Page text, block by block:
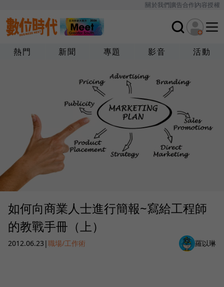
關於我們廣告合作內容授權
熱門 新聞 專題 影音 活動
如何向商業人士進行簡報~寫給工程師
的教戰手冊（上）
2012.06.23 |職場/工作術 羅以琳